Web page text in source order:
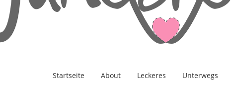
Startseite About Leckeres Unterwegs